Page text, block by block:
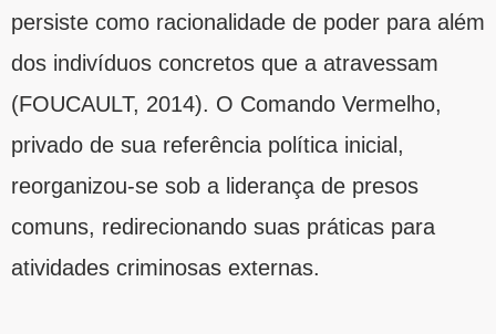
persiste como racionalidade de poder para além
dos indivíduos concretos que a atravessam
(FOUCAULT, 2014). O Comando Vermelho,
privado de sua referência política inicial,
reorganizou-se sob a liderança de presos
comuns, redirecionando suas práticas para
atividades criminosas externas.